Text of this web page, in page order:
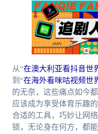
从“在澳大利亚看抖音世
到“在海外看咪咕视频世
的无奈，这些痛点如今
应该成为享受体育乐趣
合适的工具，巧妙让网
锁，无论身在何方，都